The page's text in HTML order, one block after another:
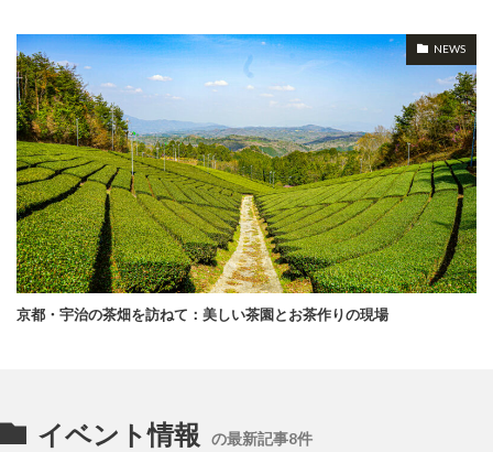
NEWS
京都・宇治の茶畑を訪ねて：美しい茶園とお茶作りの現場
イベント情報 の最新記事8件